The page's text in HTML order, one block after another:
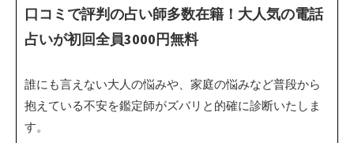
口コミで評判の占い師多数在籍！大人気の電話
占いが初回全員3000円無料
誰にも言えない大人の悩みや、家庭の悩みなど普段から
抱えている不安を鑑定師がズバリと的確に診断いたしま
す。